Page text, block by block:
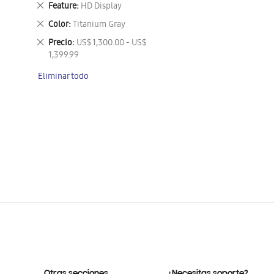
Feature HD Display
Eliminar
este
artículo
Color Titanium Gray
Eliminar
este
artículo
Precio US$ 1,300.00 - US$
1,399.99
Eliminar
este
Eliminar todo